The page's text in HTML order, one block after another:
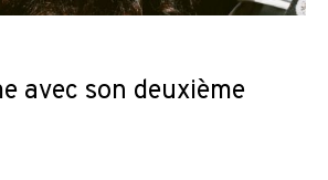
avec son deuxième